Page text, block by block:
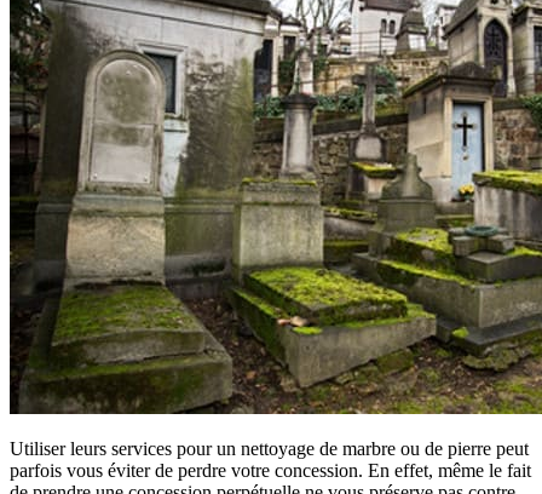
Utiliser leurs services pour un nettoyage de marbre ou de pierre peut
parfois vous éviter de perdre votre concession. En effet, même le fait